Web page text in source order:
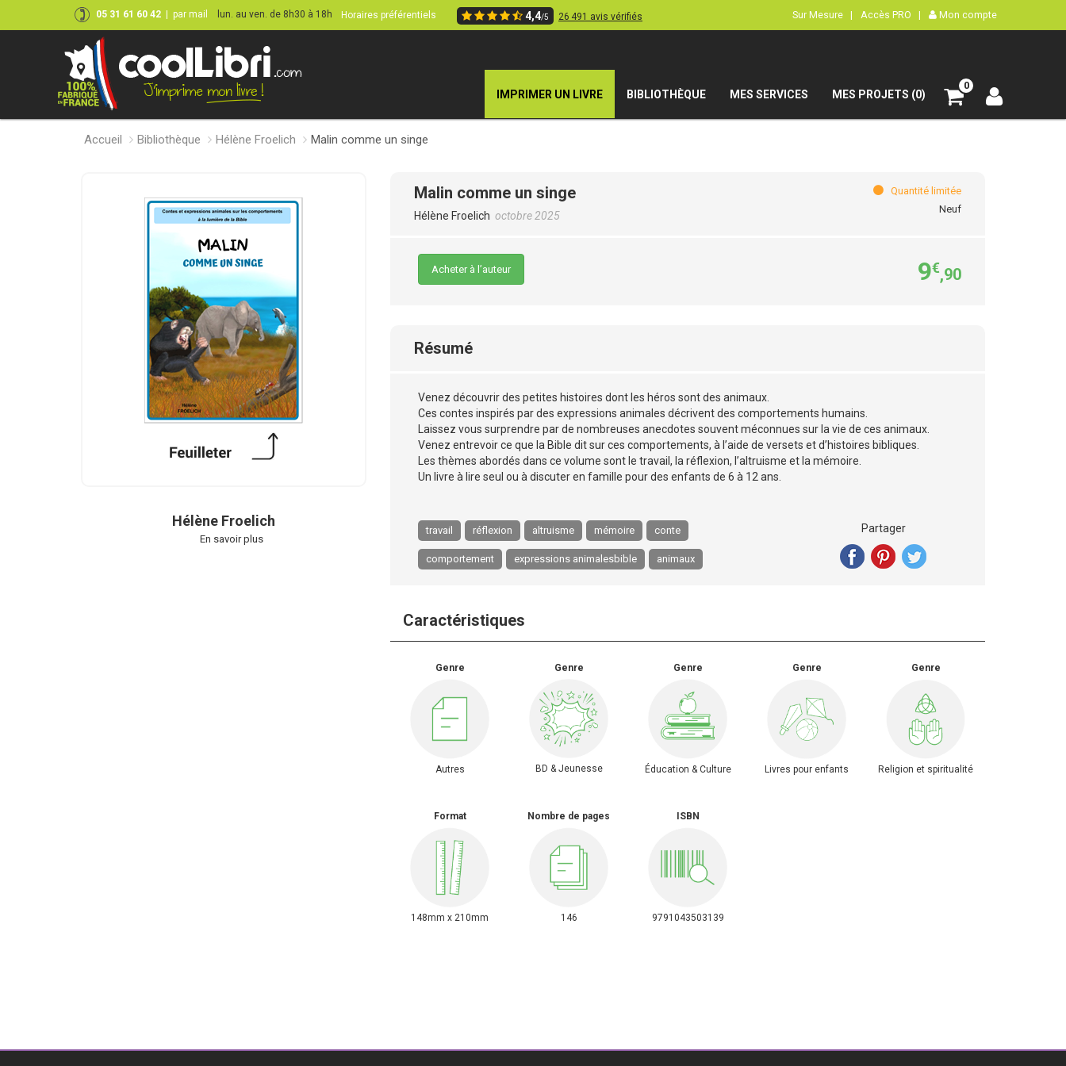
05 31 61 60 42 par mail lun. au ven. de 8h30 à 18h Horaires préférentiels 4,4/5 26 491 avis vérifiés Sur Mesure | Accès PRO | Mon compte
IMPRIMER UN LIVRE BIBLIOTHÈQUE MES SERVICES MES PROJETS (0)
0
Accueil Bibliothèque Hélène Froelich Malin comme un singe
Hélène Froelich
En savoir plus
Malin comme un singe
Hélène Froelich octobre 2025
Quantité limitée
Neuf
Acheter à l’auteur 9€,90
Résumé
Venez découvrir des petites histoires dont les héros sont des animaux.
Ces contes inspirés par des expressions animales décrivent des comportements humains.
Laissez vous surprendre par de nombreuses anecdotes souvent méconnues sur la vie de ces animaux.
Venez entrevoir ce que la Bible dit sur ces comportements, à l’aide de versets et d’histoires bibliques.
Les thèmes abordés dans ce volume sont le travail, la réflexion, l’altruisme et la mémoire.
Un livre à lire seul ou à discuter en famille pour des enfants de 6 à 12 ans.
travail réflexion altruisme mémoire conte
comportement expressions animalesbible animaux
Partager
Caractéristiques
Genre
Autres
Genre
BD & Jeunesse
Genre
Éducation & Culture
Genre
Livres pour enfants
Genre
Religion et spiritualité
Format
148mm x 210mm
Nombre de pages
146
ISBN
9791043503139